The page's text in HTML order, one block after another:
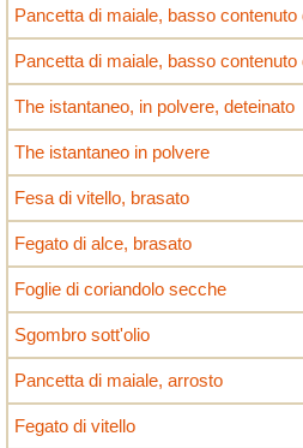
Pancetta di maiale, basso contenuto
Pancetta di maiale, basso contenuto
The istantaneo, in polvere, deteinato
The istantaneo in polvere
Fesa di vitello, brasato
Fegato di alce, brasato
Foglie di coriandolo secche
Sgombro sott'olio
Pancetta di maiale, arrosto
Fegato di vitello